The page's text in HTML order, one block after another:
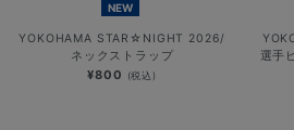
NEW
YOKOHAMA STAR☆NIGHT 2026/
ネックストラップ
¥800 (税込)
選手